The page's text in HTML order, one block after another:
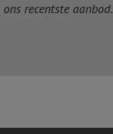
recentste aanbod.